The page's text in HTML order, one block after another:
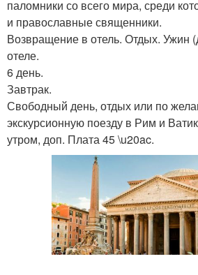
паломники со всего мира, среди
и православные священники.
Возвращение в отель. Отдых. Ужин
отеле.
6 день.
Завтрак.
Свободный день, отдых или по
экскурсионную поезду в Рим и
утром, доп. Плата 45 \u20ac.